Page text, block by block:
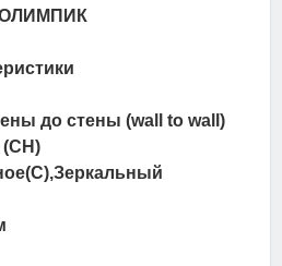
ОЛИМПИК
до стены (wall to wall)
(СН)